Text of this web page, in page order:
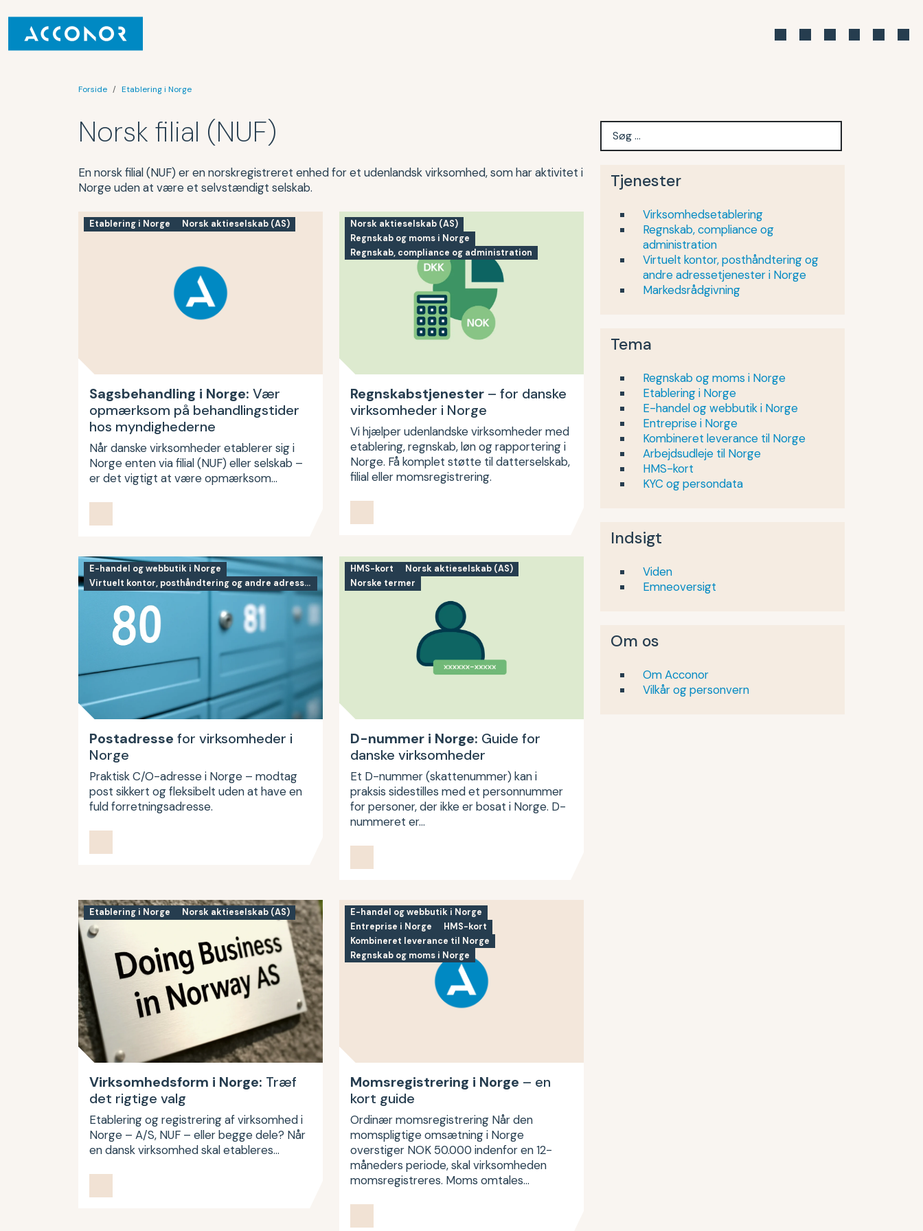
Forside Etablering i Norge
Norsk filial (NUF)
En norsk filial (NUF) er en norskregistreret enhed for et udenlandsk virksomhed, som har aktivitet i
Norge uden at være et selvstændigt selskab.
Sagsbehandling i Norge: Vær
opmærksom på behandlingstider
hos myndighederne
Når danske virksomheder etablerer sig i
Norge enten via filial (NUF) eller selskab –
er det vigtigt at være opmærksom…
Etablering i Norge Norsk aktieselskab (AS)
Regnskabstjenester – for danske
virksomheder i Norge
Vi hjælper udenlandske virksomheder med
etablering, regnskab, løn og rapportering i
Norge. Få komplet støtte til datterselskab,
filial eller momsregistrering.
Norsk aktieselskab (AS)
Regnskab og moms i Norge
Regnskab, compliance og administration
Postadresse for virksomheder i
Norge
Praktisk C/O-adresse i Norge – modtag
post sikkert og fleksibelt uden at have en
fuld forretningsadresse.
E-handel og webbutik i Norge
Virtuelt kontor, posthåndtering og andre adressetjenester i Norge
D-nummer i Norge: Guide for
danske virksomheder
Et D-nummer (skattenummer) kan i
praksis sidestilles med et personnummer
for personer, der ikke er bosat i Norge. D-
nummeret er…
HMS-kort
Norsk aktieselskab (AS)
Norske termer
Virksomhedsform i Norge: Træf
det rigtige valg
Etablering og registrering af virksomhed i
Norge – A/S, NUF – eller begge dele? Når
en dansk virksomhed skal etableres…
Etablering i Norge Norsk aktieselskab (AS)
Momsregistrering i Norge – en
kort guide
Ordinær momsregistrering Når den
momspligtige omsætning i Norge
overstiger NOK 50.000 indenfor en 12-
måneders periode, skal virksomheden
momsregistreres. Moms omtales…
E-handel og webbutik i Norge
Entreprise i Norge
HMS-kort
Kombineret leverance til Norge
Regnskab og moms i Norge
Tjenester
Virksomhedsetablering
Regnskab, compliance og
administration
Virtuelt kontor, posthåndtering og
andre adressetjenester i Norge
Markedsrådgivning
Tema
Regnskab og moms i Norge
Etablering i Norge
E-handel og webbutik i Norge
Entreprise i Norge
Kombineret leverance til Norge
Arbejdsudleje til Norge
HMS-kort
KYC og persondata
Indsigt
Viden
Emneoversigt
Om os
Om Acconor
Vilkår og personvern